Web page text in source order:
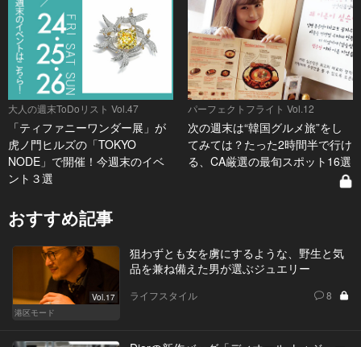
大人の週末ToDoリスト Vol.47
「ティファニーワンダー展」が
虎ノ門ヒルズの「TOKYO
NODE」で開催！今週末のイベ
ント３選
パーフェクトフライト Vol.12
次の週末は“韓国グルメ旅”をし
てみては？たった2時間半で行け
る、CA厳選の最旬スポット16選
おすすめ記事
Vol.17
港区モード
狙わずとも女を虜にするような、野生と気
品を兼ね備えた男が選ぶジュエリー
ライフスタイル 8